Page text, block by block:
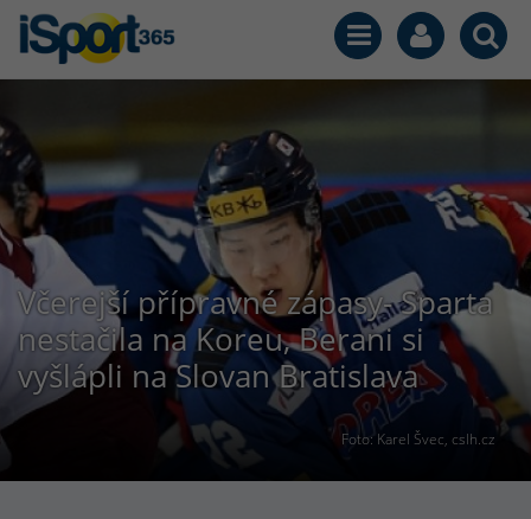
Foto: Karel Švec, cslh.cz
Včerejší přípravné zápasy- Sparta
nestačila na Koreu, Berani si
vyšlápli na Slovan Bratislava